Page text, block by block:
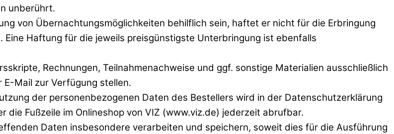
unberührt.
von Übernachtungsmöglichkeiten behilflich sein, haftet er nicht für die Erbringung
Haftung für die jeweils preisgünstigste Unterbringung ist ebenfalls
Rechnungen, Teilnahmenachweise und ggf. sonstige Materialien ausschließlich
Mail zur Verfügung stellen.
der personenbezogenen Daten des Bestellers wird in der Datenschutzerklärung
Fußzeile im Onlineshop von VIZ (www.viz.de) jederzeit abrufbar.
Daten insbesondere verarbeiten und speichern, soweit dies für die Ausführung